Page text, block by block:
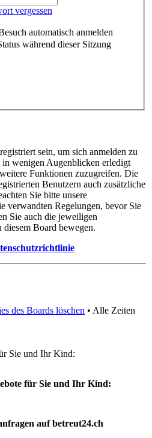
vergessen
automatisch anmelden
während dieser Sitzung
sein, um sich anmelden zu
wenigen Augenblicken erledigt
Funktionen zuzugreifen. Die
Benutzern auch zusätzliche
Sie bitte unsere
verwandten Regelungen, bevor Sie
Sie auch die jeweiligen
Board bewegen.
des Boards löschen • Alle Zeiten
Sie und Ihr Kind:
für Sie und Ihr Kind:
aufbetreut24.ch